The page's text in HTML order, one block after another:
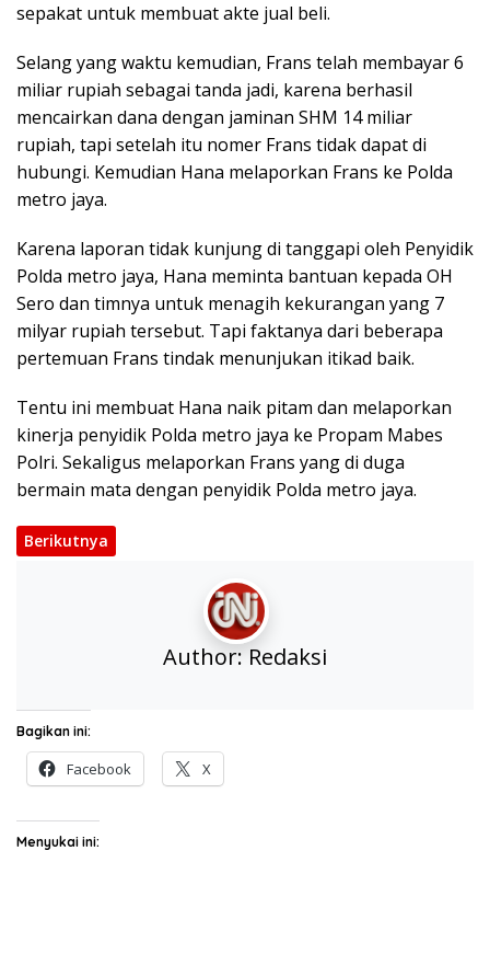
sepakat untuk membuat akte jual beli.
Selang yang waktu kemudian, Frans telah membayar 6
miliar rupiah sebagai tanda jadi, karena berhasil
mencairkan dana dengan jaminan SHM 14 miliar
rupiah, tapi setelah itu nomer Frans tidak dapat di
hubungi. Kemudian Hana melaporkan Frans ke Polda
metro jaya.
Karena laporan tidak kunjung di tanggapi oleh Penyidik
Polda metro jaya, Hana meminta bantuan kepada OH
Sero dan timnya untuk menagih kekurangan yang 7
milyar rupiah tersebut. Tapi faktanya dari beberapa
pertemuan Frans tindak menunjukan itikad baik.
Tentu ini membuat Hana naik pitam dan melaporkan
kinerja penyidik Polda metro jaya ke Propam Mabes
Polri. Sekaligus melaporkan Frans yang di duga
bermain mata dengan penyidik Polda metro jaya.
Berikutnya
Author: Redaksi
Bagikan ini:
Facebook X
Menyukai ini: